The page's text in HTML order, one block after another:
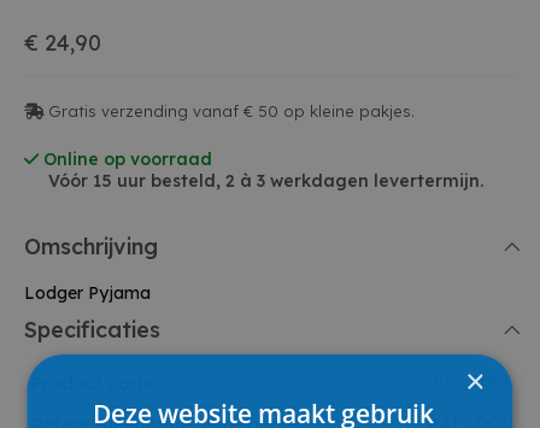
€ 24,90
Gratis verzending vanaf € 50 op kleine pakjes.
Online op voorraad
Vóór 15 uur besteld, 2 à 3 werkdagen levertermijn.
Omschrijving
Lodger Pyjama
Specificaties
5657480
×
Deze website maakt gebruik